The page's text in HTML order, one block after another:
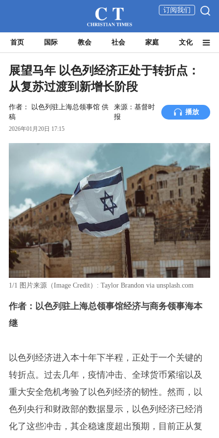
订阅我们
首页 国际 教会 社会 家庭 文化
展望马年 以色列经济正处于转折点：
从复苏过渡到新增长阶段
作者：
以色列驻上海总领事馆 供
稿
来源：基督时
报
播放
2026年01月20日 17:15
1/1 图片来源（Image Credit）: Taylor Brandon via unsplash.com
作者：以色列驻上海总领事馆经济与商务领事海本
继
以色列经济进入本十年下半程，正处于一个关键的
转折点。过去几年，疫情冲击、全球货币紧缩以及
重大安全危机考验了以色列经济的韧性。然而，以
色列央行和财政部的数据显示，以色列经济已经消
化了这些冲击，其企稳速度超出预期，目前正从复